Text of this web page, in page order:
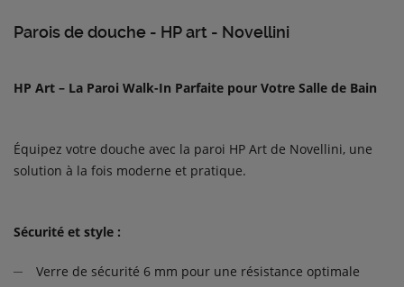
Parois de douche - HP art - Novellini
HP Art – La Paroi Walk-In Parfaite pour Votre Salle de Bain
Équipez votre douche avec la paroi HP Art de Novellini, une
solution à la fois moderne et pratique.
Sécurité et style :
Verre de sécurité 6 mm pour une résistance optimale